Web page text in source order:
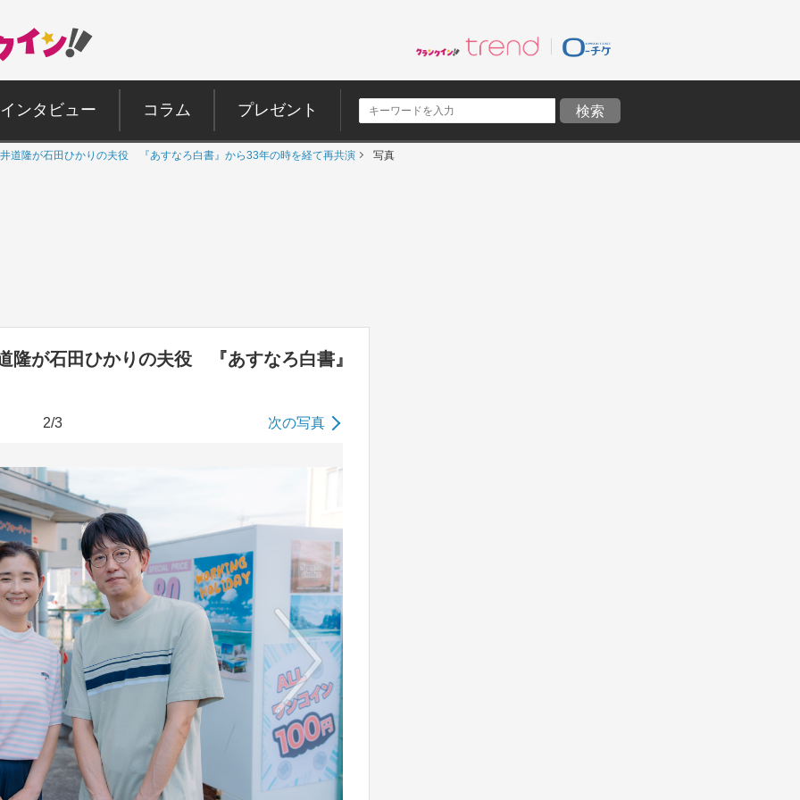
インタビュー コラム プレゼント
道隆が石田ひかりの夫役 『あすなろ白書』から33年の時を経て再共演 写真
隆が石田ひかりの夫役 『あすなろ白書』
2/3 次の写真